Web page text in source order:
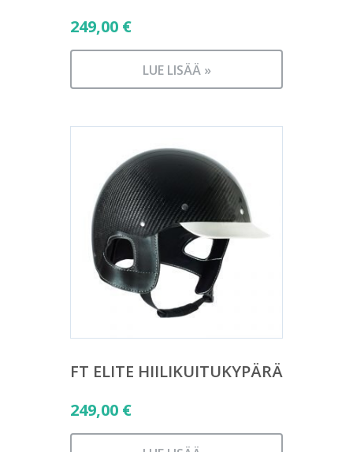
249,00 €
LUE LISÄÄ »
FT ELITE HIILIKUITUKYPÄRÄ
249,00 €